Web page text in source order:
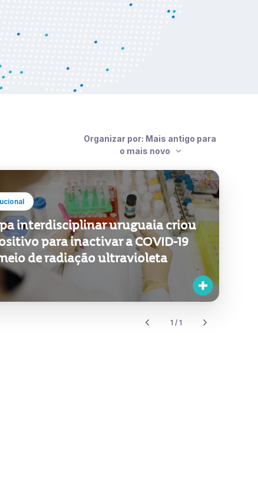
Organizar por: Mais antigo para
o mais novo
interdisciplinar uruguaia criou
para inactivar a COVID-19
de radiação ultravioleta
1 / 1